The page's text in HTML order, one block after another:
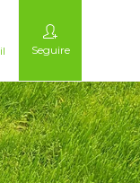
Seguire